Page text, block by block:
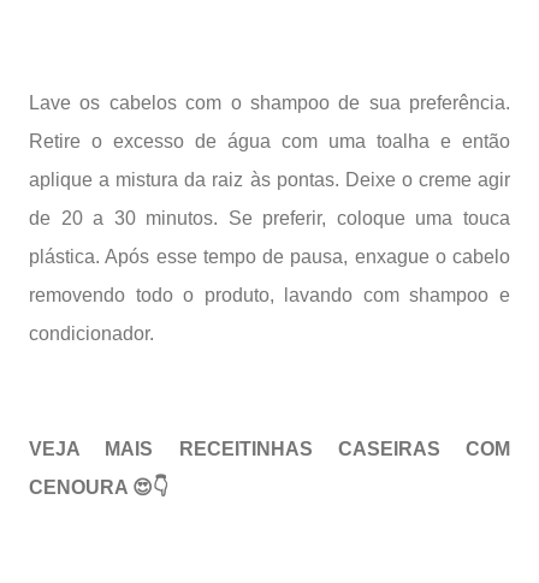
Lave os cabelos com o shampoo de sua preferência.
Retire o excesso de água com uma toalha e então
aplique a mistura da raiz às pontas. Deixe o creme agir
de 20 a 30 minutos. Se preferir, coloque uma touca
plástica. Após esse tempo de pausa, enxague o cabelo
removendo todo o produto, lavando com shampoo e
condicionador.
VEJA MAIS RECEITINHAS CASEIRAS COM
CENOURA 😍👇